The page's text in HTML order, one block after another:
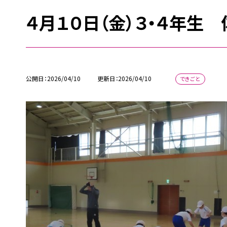
４月１０日（金）３・４年生
公開日 2026/04/10 更新日 2026/04/10 できごと